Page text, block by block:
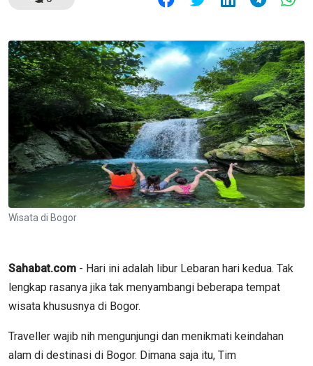
Wisata di Bogor
Sahabat.com - Hari ini adalah libur Lebaran hari kedua. Tak
lengkap rasanya jika tak menyambangi beberapa tempat
wisata khususnya di Bogor.
Traveller wajib nih mengunjungi dan menikmati keindahan
alam di destinasi di Bogor. Dimana saja itu, Tim